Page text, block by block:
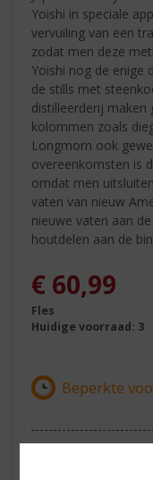
Yoishi in speciale
vervuiling van een
zodat men deze
Yoishi nog de enige
de stills met
distilleerderij maken
kolommen zoals
Longmorn ook
overeenkomsten is
omdat men
vaten van nieuw
nieuwe vaten aan
houtdelen aan de
€ 60,99
Fles
Huidige voorraad: 3